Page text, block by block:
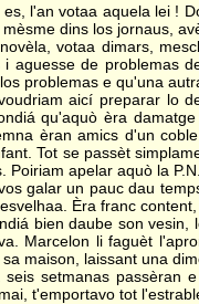
es, l'an votaa aquela lei !
dins los jornaus,
votaa dimars,
i aguesse de problemas
problemas e qu'una
aicí preparar lo
qu'aquò èra
èran amics d'un
Tot se passèt
Poiriam apelar aquò la
galar un pauc dau
Èra franc
bien daube son vesin,
Marcelon li faguèt
maison, laissant una
seis setmanas passèran
t'emportavo tot